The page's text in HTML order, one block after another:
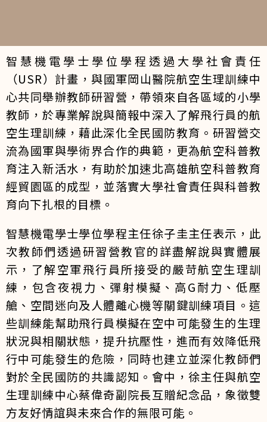
智慧機電學士學位學程透過大學社會責任
（USR）計畫，與國軍岡山醫院航空生理訓練中
心共同舉辦教師研習營，帶領來自各區域的小學
教師，於專業解說與簡報中深入了解飛行員的航
空生理訓練，藉此深化全民國防教育。研習營交
流為國軍與學術界合作的典範，更為航空科普教
育注入新活水，有助於加速北高雄航空科普教育
經貿園區的成型，並落實大學社會責任與科普教
育向下扎根的目標。
智慧機電學士學位學程主任徐子圭主任表示，此
次教師們透過研習營教官的詳盡解說與實體展
示，了解空軍飛行員所接受的嚴苛航空生理訓
練，包含夜視力、彈射模擬、高G耐力、低壓
艙、空間迷向及人體離心機等關鍵訓練項目。這
些訓練能幫助飛行員模擬在空中可能發生的生理
狀況與相關狀態，提升抗壓性，進而有效降低飛
行中可能發生的危險，同時也建立並深化教師們
對於全民國防的共識認知。會中，徐主任與航空
生理訓練中心蔡偉奇副院長互贈紀念品，象徵雙
方友好情誼與未來合作的無限可能。